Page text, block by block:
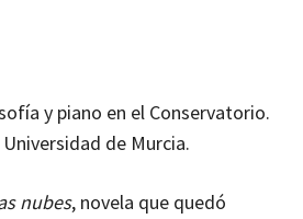
y piano en el Conservatorio.
de Murcia.
nubes, novela que quedó